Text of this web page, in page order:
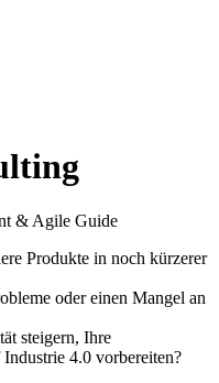
& Agile Guide
Produkte in noch kürzerer
oder einen Mangel an
steigern, Ihre
4.0 vorbereiten?